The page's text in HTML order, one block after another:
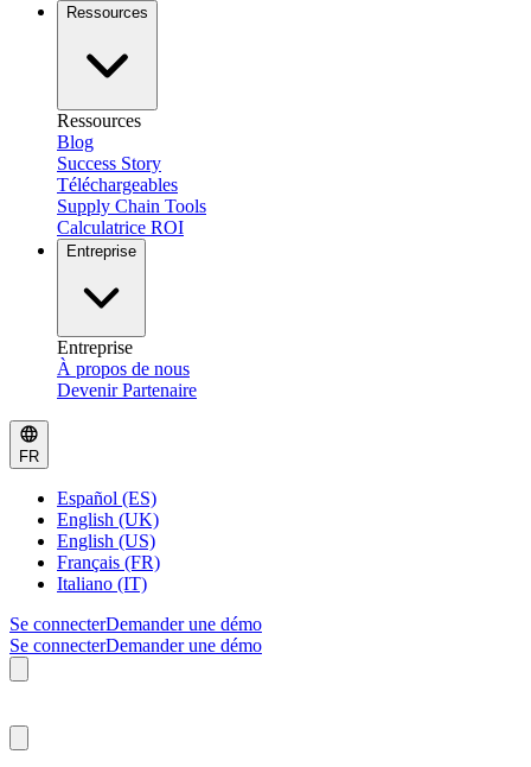
Ressources
Ressources
Blog
Success Story
Téléchargeables
Supply Chain Tools
Calculatrice ROI
Entreprise
Entreprise
À propos de nous
Devenir Partenaire
FR
Español (ES)
English (UK)
English (US)
Français (FR)
Italiano (IT)
Se connecterDemander une démo
Se connecterDemander une démo